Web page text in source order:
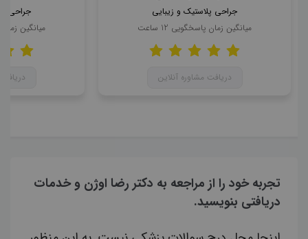
جراحی پلاستیک و زیبایی
میانگین زمان پاسخگویی 12 ساعت
دریافت مشاوره آنلاین
جراحی
میانگین
تجربه خود را از مراجعه به دکتر رضا اوژن و خدمات
دریافتی بنویسید.